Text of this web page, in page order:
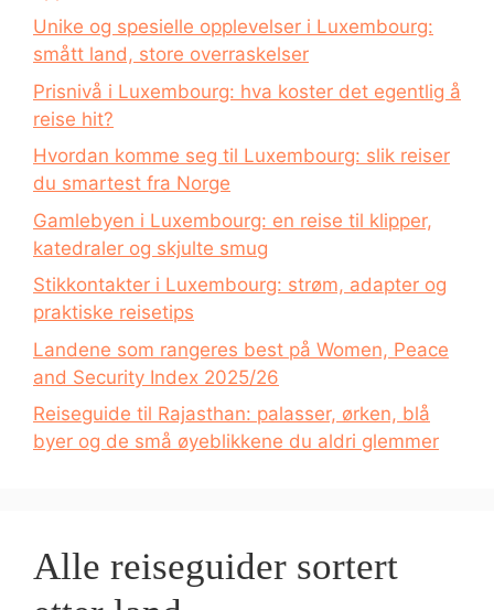
Unike og spesielle opplevelser i Luxembourg:
smått land, store overraskelser
Prisnivå i Luxembourg: hva koster det egentlig å
reise hit?
Hvordan komme seg til Luxembourg: slik reiser
du smartest fra Norge
Gamlebyen i Luxembourg: en reise til klipper,
katedraler og skjulte smug
Stikkontakter i Luxembourg: strøm, adapter og
praktiske reisetips
Landene som rangeres best på Women, Peace
and Security Index 2025/26
Reiseguide til Rajasthan: palasser, ørken, blå
byer og de små øyeblikkene du aldri glemmer
Alle reiseguider sortert